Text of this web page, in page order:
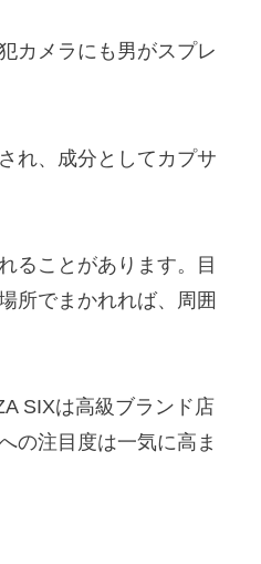
カメラにも男がスプレ
れ、成分としてカプサ
ることがあります。目
所でまかれれば、周囲
SIXは高級ブランド店
の注目度は一気に高ま